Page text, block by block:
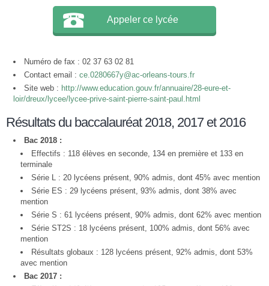
Appeler ce lycée
Numéro de fax : 02 37 63 02 81
Contact email : ce.0280667y@ac-orleans-tours.fr
Site web : http://www.education.gouv.fr/annuaire/28-eure-et-
loir/dreux/lycee/lycee-prive-saint-pierre-saint-paul.html
Résultats du baccalauréat 2018, 2017 et 2016
Bac 2018 :
Effectifs : 118 élèves en seconde, 134 en première et 133 en
terminale
Série L : 20 lycéens présent, 90% admis, dont 45% avec mention
Série ES : 29 lycéens présent, 93% admis, dont 38% avec
mention
Série S : 61 lycéens présent, 90% admis, dont 62% avec mention
Série ST2S : 18 lycéens présent, 100% admis, dont 56% avec
mention
Résultats globaux : 128 lycéens présent, 92% admis, dont 53%
avec mention
Bac 2017 :